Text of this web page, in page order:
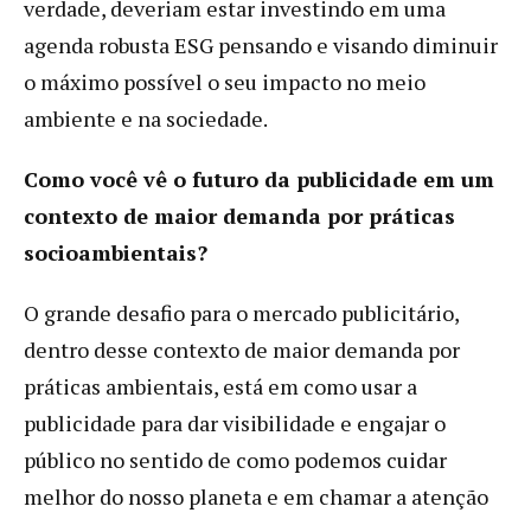
verdade, deveriam estar investindo em uma
agenda robusta ESG pensando e visando diminuir
o máximo possível o seu impacto no meio
ambiente e na sociedade.
Como você vê o futuro da publicidade em um
contexto de maior demanda por práticas
socioambientais?
O grande desafio para o mercado publicitário,
dentro desse contexto de maior demanda por
práticas ambientais, está em como usar a
publicidade para dar visibilidade e engajar o
público no sentido de como podemos cuidar
melhor do nosso planeta e em chamar a atenção